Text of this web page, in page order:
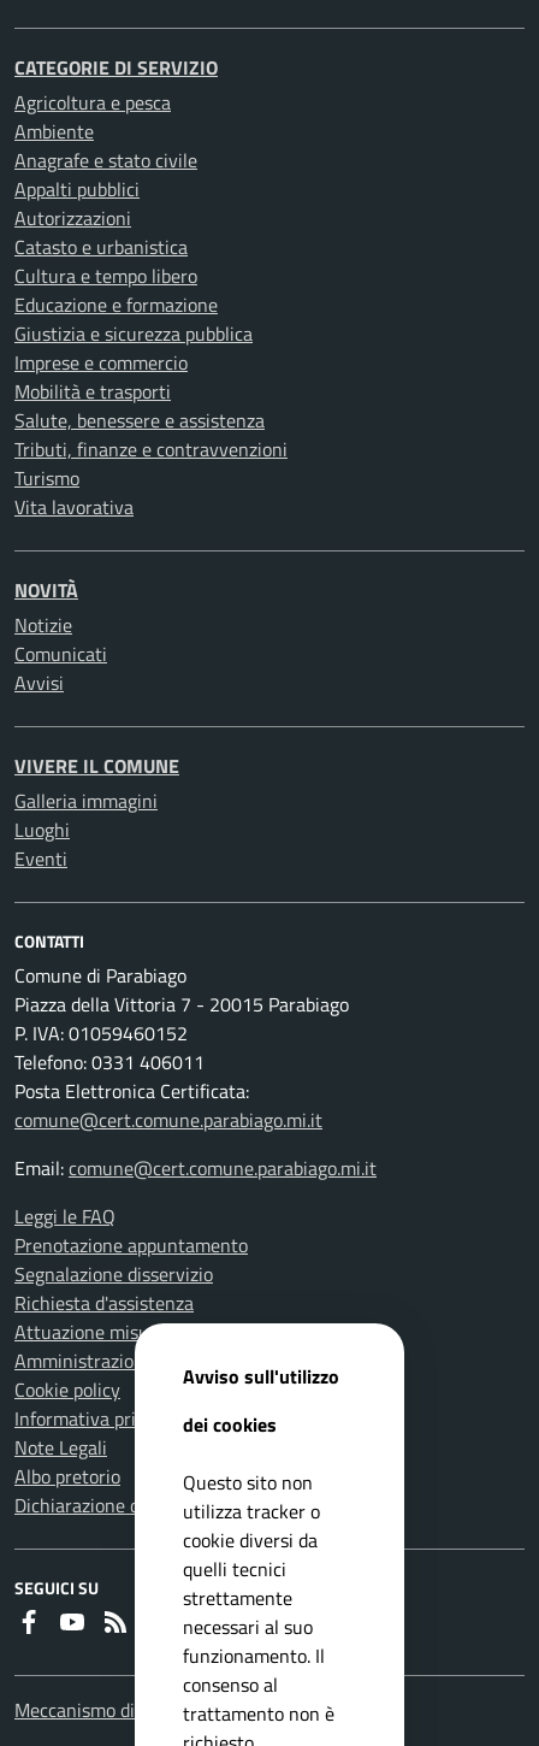
CATEGORIE DI SERVIZIO
Agricoltura e pesca
Ambiente
Anagrafe e stato civile
Appalti pubblici
Autorizzazioni
Catasto e urbanistica
Cultura e tempo libero
Educazione e formazione
Giustizia e sicurezza pubblica
Imprese e commercio
Mobilità e trasporti
Salute, benessere e assistenza
Tributi, finanze e contravvenzioni
Turismo
Vita lavorativa
NOVITÀ
Notizie
Comunicati
Avvisi
VIVERE IL COMUNE
Galleria immagini
Luoghi
Eventi
CONTATTI
Comune di Parabiago
Piazza della Vittoria 7 - 20015 Parabiago
P. IVA: 01059460152
Telefono: 0331 406011
Posta Elettronica Certificata:
comune@cert.comune.parabiago.mi.it
Email:comune@cert.comune.parabiago.mi.it
Leggi le FAQ
Prenotazione appuntamento
Segnalazione disservizio
Richiesta d'assistenza
Attuazione misure PNRR
Amministrazione trasparente
Cookie policy
Informativa privacy
Note Legali
Albo pretorio
Dichiarazione di accessibilità
SEGUICI SU
Faceboook
Youtube
Meccanismo di feedback
Avviso sull'utilizzo
dei cookies
Questo sito non
utilizza tracker o
cookie diversi da
quelli tecnici
strettamente
necessari al suo
funzionamento. Il
consenso al
trattamento non è